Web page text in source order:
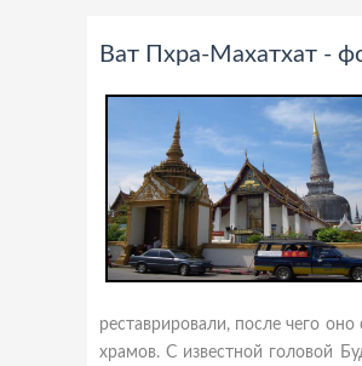
Ват Пхра-Махатхат -
реставрировали, после чего
храмов. С известной головой